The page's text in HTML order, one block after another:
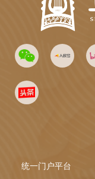
统一门户平台